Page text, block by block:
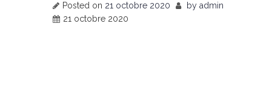
Posted on 21 octobre 2020 by admin
21 octobre 2020